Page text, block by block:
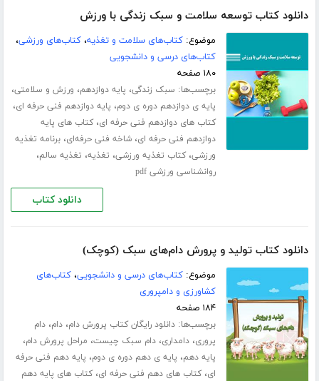
دانلود کتاب توسعه سلامت و سبک زندگی با ورزش
موضوع:کتاب‌های سلامت و تغذیه،کتاب‌های ورزشی،
کتاب‌های درسی و دانشجویی
۱۸۰ صفحه
برچسب‌ها: سبک زندگی، پایه دوازدهم، ورزش و سلامتی،
پایه ی دوازدهم دوره ی دوم، پایه دوازدهم فنی حرفه ای،
کتاب های دوازدهم فنی حرفه ای،کتاب های پایه
دوازدهم فنی حرفه ای،شاخه فنی حرفه‌ای،برنامه تغذیه
ورزشی،کتاب تغذیه ورزشی، تغذیه، تغذیه سالم،
روانشناسی ورزشی pdf
دانلود کتاب
دانلود کتاب تولید و پرورش دام‌های سبک (کوچک)
موضوع:کتاب‌های درسی و دانشجویی،کتاب‌های
کشاورزی و دامپروری
۱۸۴ صفحه
برچسب‌ها:دانلود رایگان کتاب پرورش دام،دام،دام
پروری،دامداری،دام سبک چیست، مراحل پرورش دام،
پایه دهم، پایه ی دهم دوره ی دوم، پایه دهم فنی حرفه
ای،کتاب های دهم فنی حرفه ای،کتاب های پایه دهم